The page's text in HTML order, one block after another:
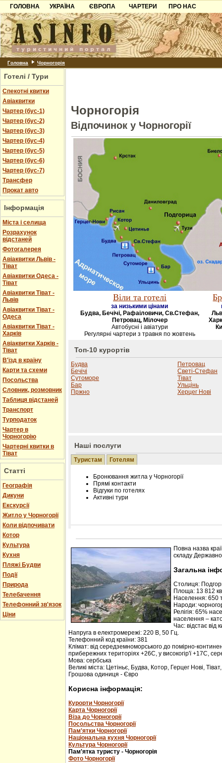
ГОЛОВНА
УКРАЇНА
Карпати
Азов
Причорноморря
Шацьк
ЄВРОПА
Чорногорія
Хорватія
Болгарія
ЧАРТЕРИ
ПРО НАС
Контакти
Партнерам
Додати готель
Головна Чорногорія
Готелі / Тури
Спекотні квитки
Авіаквитки
Чартер (бус-1)
Чартер (бус-2)
Чартер (бус-3)
Чартер (бус-4)
Чартер (бус-5)
Чартер (бус-6)
Чартер (бус-7)
Трансфер
Прокат авто
Інформація
Міста і селища
Розрахунок
відстаней
Фотогалерея
Авіаквитки Львів -
Тіват
Авіаквитки Одеса -
Тіват
Авіаквитки Тіват -
Львів
Авіаквитки Тіват -
Одеса
Авіаквитки Тіват -
Харків
Авіаквитки Харків -
Тіват
В'їзд в країну
Карти та схеми
Посольства
Словник, розмовник
Таблиця відстаней
Транспорт
Турподаток
Чартер в
Чорногорію
Чартерні квитки в
Тіват
Статті
Географія
Дикуни
Екскурсії
Житло у Чорногорії
Коли відпочивати
Котор
Культура
Кухня
Пляжі Будви
Події
Природа
Телебачення
Телефонний зв'язок
Ціни
Чорногорія
Відпочинок у Чорногорії
Віли та готелі
за низькими цінами
Будва, Бечічі, Рафаіловичи, Св.Стефан,
Петровац, Мілочер
Автобусні і авіатури
Регулярні чартери з травня по жовтень
Топ-10 курортів
Будва
Бечічі
Сутоморе
Бар
Пржно
Петровац
Светі-Стефан
Тіват
Ульцінь
Херцег Нові
Наші послуги
Туристам Готелям
Бронювання житла у Чорногорії
Прямі контакти
Відгуки по готелях
Активні тури
Розміщення інформації про готель на
Редагування інформації і цін на вимогу
Лічільник відвідувачів
Повна назва
складу
Загальна
Столиця:
Площа: 13 812
Населення: 650
Народи:
Релігія: 65%
населення –
Час: відстає від
Напруга в електромережі: 220 В, 50 Гц.
Телефонний код країни: 381
Клімат: від середземноморського до помірно-
прибережних територіях +26С, у високогір'ї +17С,
Мова: сербська
Великі міста: Цетіньє, Будва, Котор, Герцег Нові,
Грошова одиниця - Євро
Корисна інформація:
Курорти Чорногорії
Карта Чорногорії
Віза до Чорногорії
Посольства Чорногорії
Пам'ятки Чорногорії
Національна кухня Чорногорії
Культура Чорногорії
Пам'ятка туристу - Чорногорія
Фото Чорногорії